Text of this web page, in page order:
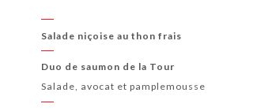
Salade niçoise au thon frais
Duo de saumon de la Tour
Salade, avocat et pamplemousse